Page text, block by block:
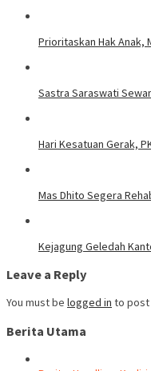
Prioritaskan Hak Anak,
Sastra Saraswati
Hari Kesatuan Gerak,
Mas Dhito Segera
Kejagung Geledah
Leave a Reply
You must be logged in to post
Berita Utama